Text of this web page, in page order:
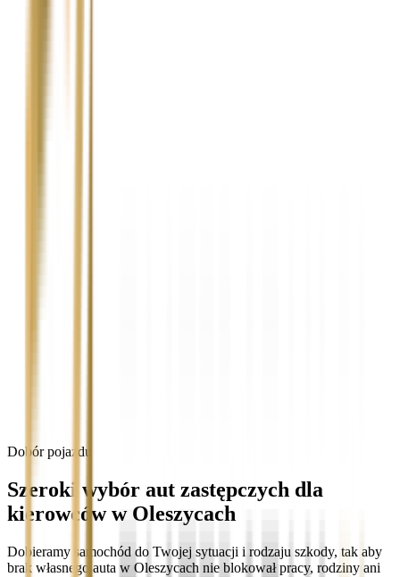
Dobór pojazdu
Szeroki wybór aut zastępczych dla
kierowców w Oleszycach
Dobieramy samochód do Twojej sytuacji i rodzaju szkody, tak aby
brak własnego auta w Oleszycach nie blokował pracy, rodziny ani